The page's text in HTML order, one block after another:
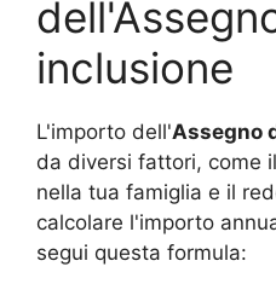
inclusione
L'importo dell'Assegno
da diversi fattori, come
nella tua famiglia e il
calcolare l'importo
segui questa formula: